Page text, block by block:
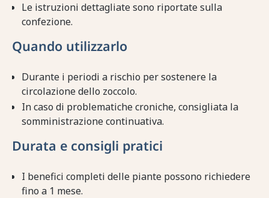
Le istruzioni dettagliate sono riportate sulla
confezione.
Quando utilizzarlo
Durante i periodi a rischio per sostenere la
circolazione dello zoccolo.
In caso di problematiche croniche, consigliata la
somministrazione continuativa.
Durata e consigli pratici
I benefici completi delle piante possono richiedere
fino a 1 mese.